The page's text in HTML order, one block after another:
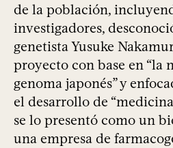
de la población,
investigadores,
genetista Yusuke
proyecto con base en “la
genoma japonés” y
el desarrollo de
se lo presentó como un
una empresa de